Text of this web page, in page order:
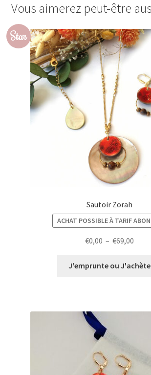
Vous aimerez peut-être
Star
Sautoir Zorah
ACHAT POSSIBLE À TARIF
€0,00 – €69,00
prix :
J'emprunte ou J'achète